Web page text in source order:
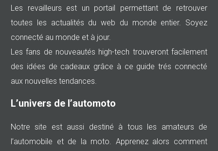
Les revailleurs est un portail permettant de retrouver
toutes les actualités du web du monde entier. Soyez
connecté au monde et à jour.
Les fans de nouveautés high-tech trouveront facilement
des idées de cadeaux grâce à ce guide trés connecté
aux nouvelles tendances.
L’univers de l’automoto
Notre site est aussi destiné à tous les amateurs de
l’automobile et de la moto. Apprenez alors comment